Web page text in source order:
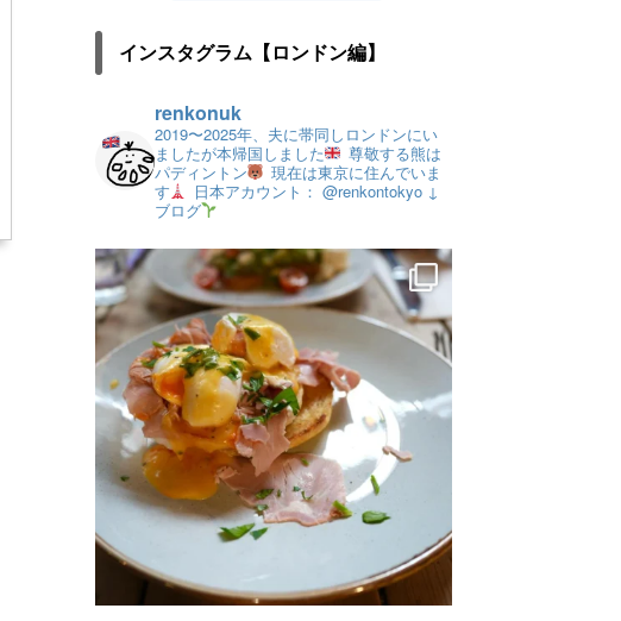
インスタグラム【ロンドン編】
renkonuk
2019〜2025年、夫に帯同しロンドンにい
ましたが本帰国しました
尊敬する熊は
パディントン
現在は東京に住んでいま
す
日本アカウント： @renkontokyo ↓
ブログ